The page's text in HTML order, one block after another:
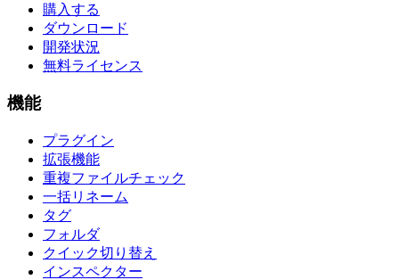
購入する
ダウンロード
開発状況
無料ライセンス
機能
プラグイン
拡張機能
重複ファイルチェック
一括リネーム
タグ
フォルダ
クイック切り替え
インスペクター